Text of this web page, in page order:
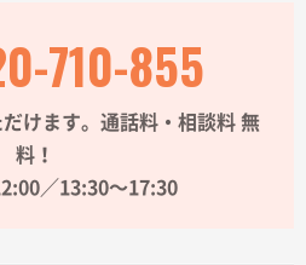
710-855
けます。通話料・相談料 無
料！
／13:30〜17:30